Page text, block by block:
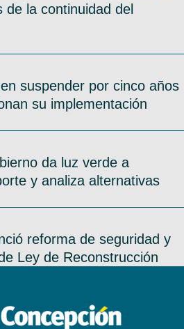
la continuidad del
suspender por cinco años
su implementación
da luz verde a
y analiza alternativas
reforma de seguridad y
Ley de Reconstrucción